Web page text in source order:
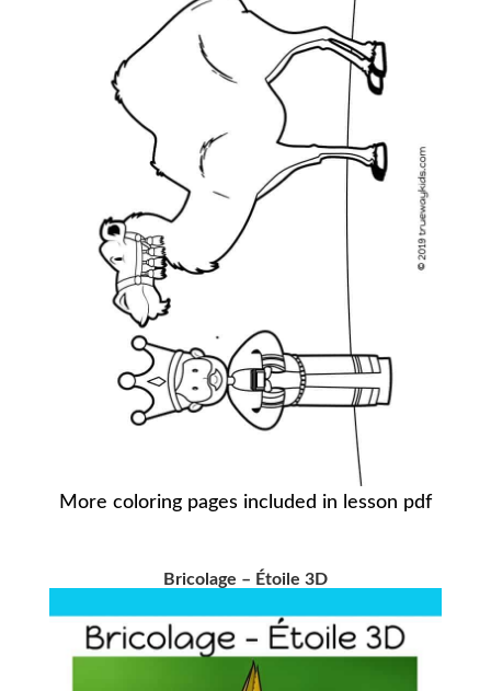
More coloring pages included in lesson pdf
Bricolage – Étoile 3D